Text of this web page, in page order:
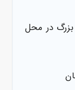
در محل